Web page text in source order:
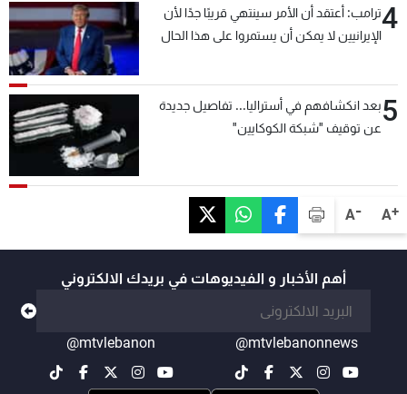
A+
A-
4ترامب: أعتقد أن الأمر سينتهي قريبًا جدًا لأن
الإيرانيين لا يمكن أن يستمروا على هذا الحال
5بعد انكشافهم في أستراليا... تفاصيل جديدة
عن توقيف "شبكة الكوكايين"
أهم الأخبار و الفيديوهات في بريدك الالكتروني
@mtvlebanonnews
@mtvlebanon